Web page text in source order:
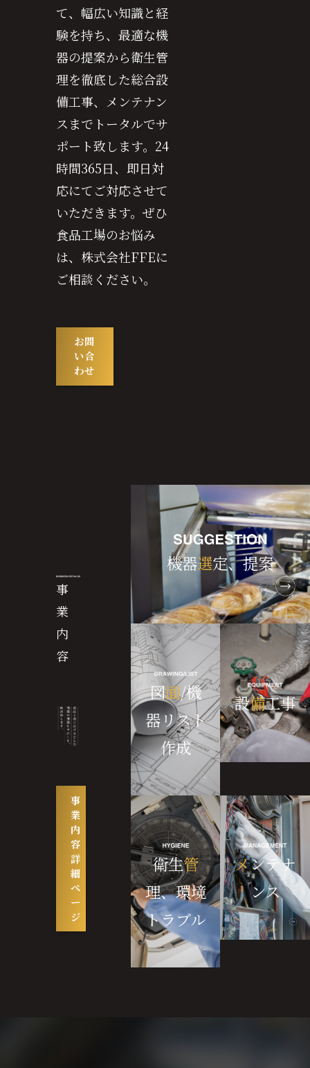
て、幅広い知識と経
験を持ち、最適な機
器の提案から衛生管
理を徹底した総合設
備工事、メンテナン
スまでトータルでサ
ポート致します。24
時間365日、即日対
応にてご対応させて
いただきます。ぜひ
食品工場のお悩み
は、株式会社FFEに
ご相談ください。
お問
い合
わせ
事
業
内
容
事
業
内
容
詳
細
ペ
ー
ジ
機器選定、提案
図面/機
器リスト
作成
設備工事
衛生管
理、環境
トラブル
メンテナ
ンス